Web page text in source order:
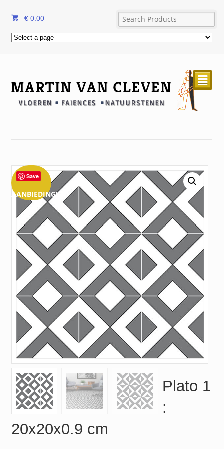
€ 0.00
²
AANBIEDING!
Save
Plato 1
:
20x20x0.9 cm